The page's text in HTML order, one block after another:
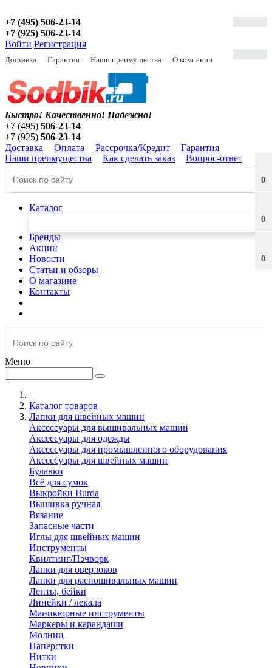
+7 (495) 506-23-14
+7 (925) 506-23-14
Войти Регистрация
Доставка Гарантия Наши преимущества О компании
0
0
0
Быстро! Качественно! Надежно!
+7 (495) 506-23-14
+7 (925) 506-23-14
Доставка
Оплата Рассрочка/Кредит
Гарантия
Наши преимущества
Как сделать заказ Вопрос-ответ
Каталог
Бренды
Акции
Новости
Статьи и обзоры
О магазине
Контакты
Меню
Каталог товаров
Лапки для швейных машин
Аксессуары для вышивальных машин
Аксессуары для одежды
Аксессуары для промышленного оборудования
Аксессуары для швейных машин
Булавки
Всё для сумок
Выкройки Burda
Вышивка ручная
Вязание
Запасные части
Иглы для швейных машин
Инструменты
Квилтинг/Пэчворк
Лапки для оверлоков
Лапки для распошивальных машин
Ленты, бейки
Линейки / лекала
Маникюрные инструменты
Маркеры и карандаши
Молнии
Наперстки
Нитки